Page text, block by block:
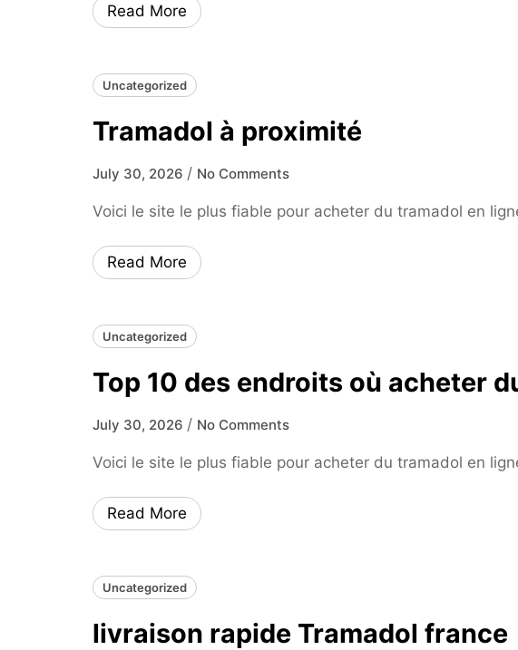
Read More
Uncategorized
Tramadol à proximité
July 30, 2026 / No Comments
Voici le site le plus fiable pour acheter du tramadol en
Read More
Uncategorized
Top 10 des endroits où acheter
July 30, 2026 / No Comments
Voici le site le plus fiable pour acheter du tramadol en
Read More
Uncategorized
livraison rapide Tramadol france